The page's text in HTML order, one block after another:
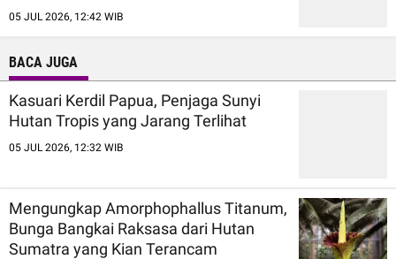
05 JUL 2026, 12:42 WIB
BACA JUGA
Kasuari Kerdil Papua, Penjaga Sunyi
Hutan Tropis yang Jarang Terlihat
05 JUL 2026, 12:32 WIB
Mengungkap Amorphophallus Titanum,
Bunga Bangkai Raksasa dari Hutan
Sumatra yang Kian Terancam